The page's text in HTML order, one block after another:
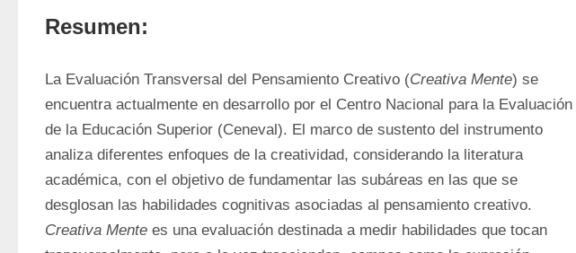
Resumen:
La Evaluación Transversal del Pensamiento Creativo (Creativa Mente) se
encuentra actualmente en desarrollo por el Centro Nacional para la Evaluación
de la Educación Superior (Ceneval). El marco de sustento del instrumento
analiza diferentes enfoques de la creatividad, considerando la literatura
académica, con el objetivo de fundamentar las subáreas en las que se
Creativa Mente es una evaluación destinada a medir habilidades que tocan